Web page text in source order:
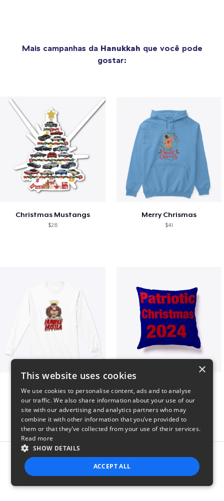
Mais campanhas da Hanukkah que você pode
gostar:
Christmas Mustangs
$28
Merry Chrismas
$41
$31 $29
Report this product
×
This website uses cookies
We use cookies to personalise content, ads and to analyse
our traffic. We also share information about your use of our
site with our advertising and analytics partners who may
combine it with other information that you’ve provided to
them or that they’ve collected from your use of their services.
Read more
SHOW DETAILS
ACCEPT ALL
STRICTLY NECESSARY PERFORMANCE